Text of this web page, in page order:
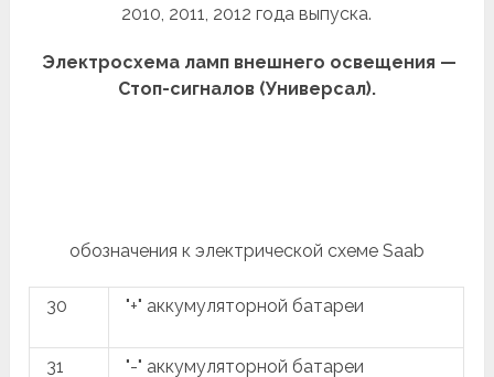
2010, 2011, 2012 года выпуска.
Электросхема ламп внешнего освещения —
Стоп-сигналов (Универсал).
обозначения к электрической схеме Saab
30 "+" аккумуляторной батареи
31 "-" аккумуляторной батареи